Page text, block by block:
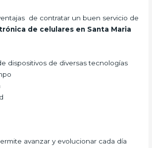
de contratar un buen servicio de
de celulares en Santa Maria
dispositivos de diversas tecnologías
avanzar y evolucionar cada día